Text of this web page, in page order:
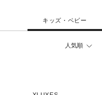
キッズ・ベビー
人気順